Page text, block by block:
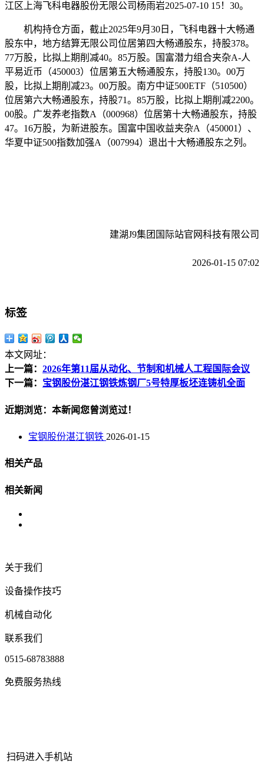
江区上海飞科电器股份无限公司杨雨岩2025-07-10 15！30。
机构持仓方面，截止2025年9月30日，飞科电器十大畅通
股东中，地方结算无限公司位居第四大畅通股东，持股378。
77万股，比拟上期削减40。85万股。国富潜力组合夹杂A-人
平易近币（450003）位居第五大畅通股东，持股130。00万
股，比拟上期削减23。00万股。南方中证500ETF（510500）
位居第六大畅通股东，持股71。85万股，比拟上期削减2200。
00股。广发养老指数A（000968）位居第十大畅通股东，持股
47。16万股，为新进股东。国富中国收益夹杂A（450001）、
华夏中证500指数加强A（007994）退出十大畅通股东之列。
建湖J9集团国际站官网科技有限公司
2026-01-15 07:02
标签
本文网址：
上一篇： 2026年第11届从动化、节制和机械人工程国际会议
下一篇： 宝钢股份湛江钢铁炼钢厂5号特厚板坯连铸机全面
近期浏览：本新闻您曾浏览过！
宝钢股份湛江钢铁 2026-01-15
相关产品
相关新闻
关于我们
设备操作技巧
机械自动化
联系我们
0515-68783888
免费服务热线
扫码进入手机站